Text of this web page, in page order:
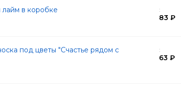
лайм в коробке :
83 ₽
под цветы "Счастье рядом с
:
63 ₽